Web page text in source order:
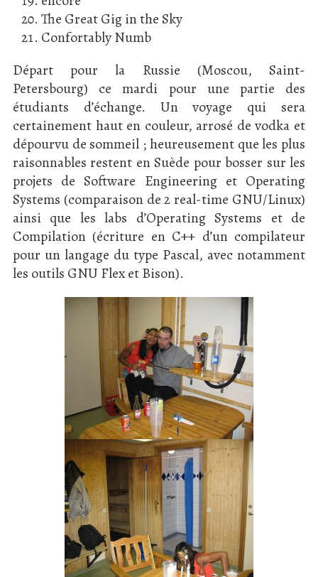
The Great Gig in the Sky
Confortably Numb
Départ pour la Russie (Moscou, Saint-
Petersbourg) ce mardi pour une partie des
étudiants d’échange. Un voyage qui sera
certainement haut en couleur, arrosé de vodka et
dépourvu de sommeil ; heureusement que les plus
raisonnables restent en Suède pour bosser sur les
projets de Software Engineering et Operating
Systems (comparaison de 2 real-time GNU/Linux)
ainsi que les labs d’Operating Systems et de
Compilation (écriture en C++ d’un compilateur
pour un langage du type Pascal, avec notamment
les outils GNU Flex et Bison).